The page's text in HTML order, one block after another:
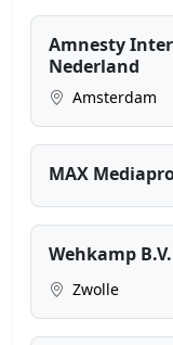
Amnesty
Nederland
Amsterdam
MAX
Wehkamp B.V.
Zwolle